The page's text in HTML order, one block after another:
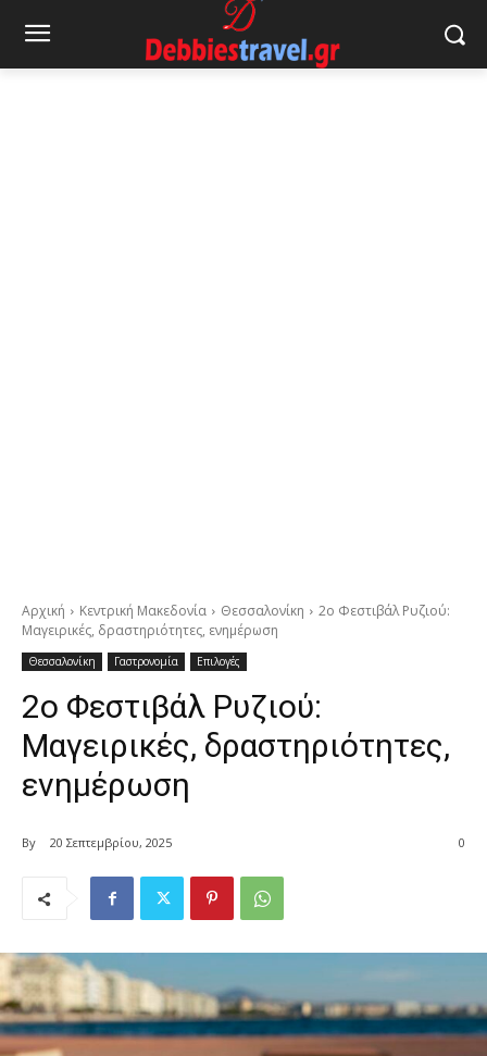
Αρχική Κεντρική Μακεδονία Θεσσαλονίκη
2ο Φεστιβάλ Ρυζιού:
Μαγειρικές, δραστηριότητες, ενημέρωση
Θεσσαλονίκη Γαστρονομία Επιλογές
2ο Φεστιβάλ Ρυζιού:
Μαγειρικές, δραστηριότητες,
ενημέρωση
By 20 Σεπτεμβρίου, 2025 0